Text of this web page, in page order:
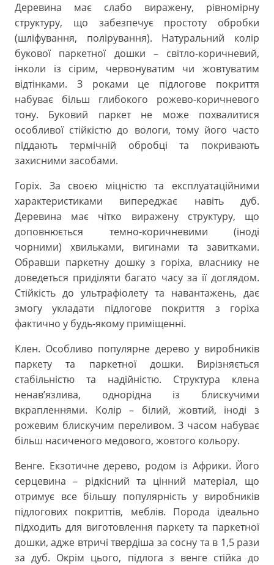
Деревина має слабо виражену, рівномірну
структуру, що забезпечує простоту обробки
(шліфування, полірування). Натуральний колір
букової паркетної дошки – світло-коричневий,
інколи із сірим, червонуватим чи жовтуватим
відтінками. З роками це підлогове покриття
набуває більш глибокого рожево-коричневого
тону. Буковий паркет не може похвалитися
особливої стійкістю до вологи, тому його часто
піддають термічній обробці та покривають
захисними засобами.
Горіх. За своєю міцністю та експлуатаційними
характеристиками випереджає навіть дуб.
Деревина має чітко виражену структуру, що
доповнюється темно-коричневими (іноді
чорними) хвильками, вигинами та завитками.
Обравши паркетну дошку з горіха, власнику не
доведеться приділяти багато часу за її доглядом.
Стійкість до ультрафіолету та навантажень, дає
змогу укладати підлогове покриття з горіха
фактично у будь-якому приміщенні.
Клен. Особливо популярне дерево у виробників
паркету та паркетної дошки. Вирізняється
стабільністю та надійністю. Структура клена
ненав’язлива, однорідна із блискучими
вкрапленнями. Колір – білий, жовтий, іноді з
рожевим блискучим переливом. З часом набуває
більш насиченого медового, жовтого кольору.
Венге. Екзотичне дерево, родом із Африки. Його
серцевина – рідкісний та цінний матеріал, що
отримує все більшу популярність у виробників
підлогових покриттів, меблів. Порода ідеально
підходить для виготовлення паркету та паркетної
дошки, адже втричі твердіша за сосну та в 1,5 рази
за дуб. Окрім цього, підлога з венге стійка до